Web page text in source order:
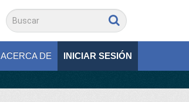
ACERCA DE INICIAR SESIÓN